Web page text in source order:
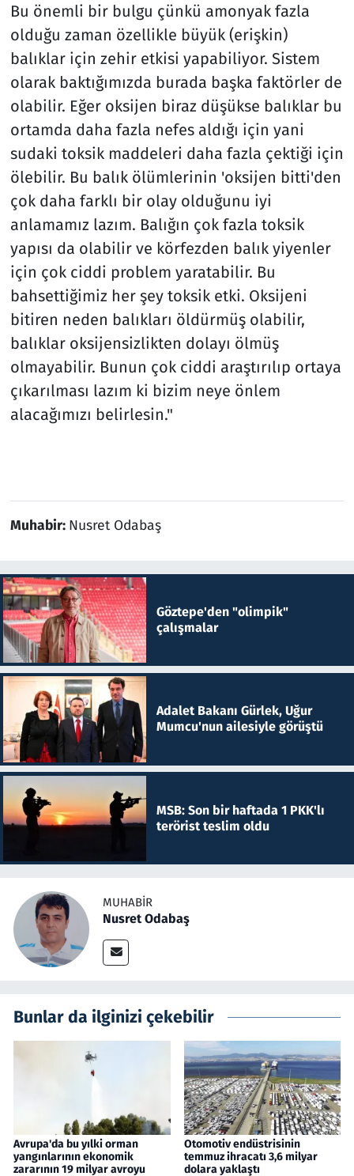
Bu önemli bir bulgu çünkü amonyak fazla
olduğu zaman özellikle büyük (erişkin)
balıklar için zehir etkisi yapabiliyor. Sistem
olarak baktığımızda burada başka faktörler de
olabilir. Eğer oksijen biraz düşükse balıklar bu
ortamda daha fazla nefes aldığı için yani
sudaki toksik maddeleri daha fazla çektiği için
ölebilir. Bu balık ölümlerinin 'oksijen bitti'den
çok daha farklı bir olay olduğunu iyi
anlamamız lazım. Balığın çok fazla toksik
yapısı da olabilir ve körfezden balık yiyenler
için çok ciddi problem yaratabilir. Bu
bahsettiğimiz her şey toksik etki. Oksijeni
bitiren neden balıkları öldürmüş olabilir,
balıklar oksijensizlikten dolayı ölmüş
olmayabilir. Bunun çok ciddi araştırılıp ortaya
çıkarılması lazım ki bizim neye önlem
alacağımızı belirlesin."
Muhabir: Nusret Odabaş
Göztepe'den "olimpik"
çalışmalar
Adalet Bakanı Gürlek, Uğur
Mumcu'nun ailesiyle görüştü
MSB: Son bir haftada 1 PKK'lı
terörist teslim oldu
MUHABIR
Nusret Odabaş
Bunlar da ilginizi çekebilir
Avrupa'da bu yılki orman
yangınlarının ekonomik
zararının 19 milyar avroyu
Otomotiv endüstrisinin
temmuz ihracatı 3,6 milyar
dolara yaklaştı